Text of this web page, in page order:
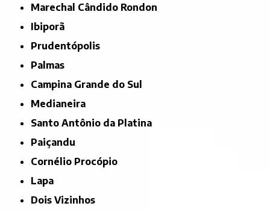
Marechal Cândido Rondon
Ibiporã
Prudentópolis
Palmas
Campina Grande do Sul
Medianeira
Santo Antônio da Platina
Paiçandu
Cornélio Procópio
Lapa
Dois Vizinhos